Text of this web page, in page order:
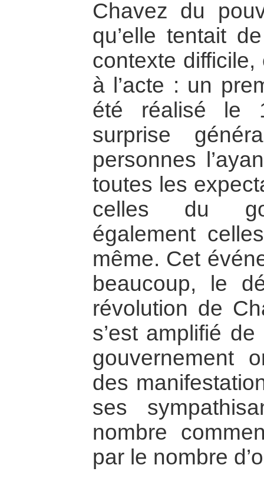
Chavez du
qu’elle tentait
contexte
à l’acte : un
été réalisé le
surprise
personnes
toutes les
celles du
également
même. Cet
beaucoup, le
révolution de
s’est amplifié
gouvernement
des
ses
nombre
par le nombre